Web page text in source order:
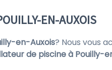
EN-AUXOIS
en-Auxois? Nous vous
de piscine à Pouilly-